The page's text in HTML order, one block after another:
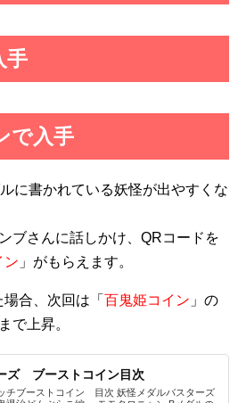
手
で入手
に書かれている妖怪が出やすくな
ブさんに話しかけ、QRコードを
ン 」がもらえます。
合、次回は「 百鬼姫コイン 」の
で上昇。
ズ ブーストコイン目次
チブーストコイン 目次 妖怪メダルバスターズ